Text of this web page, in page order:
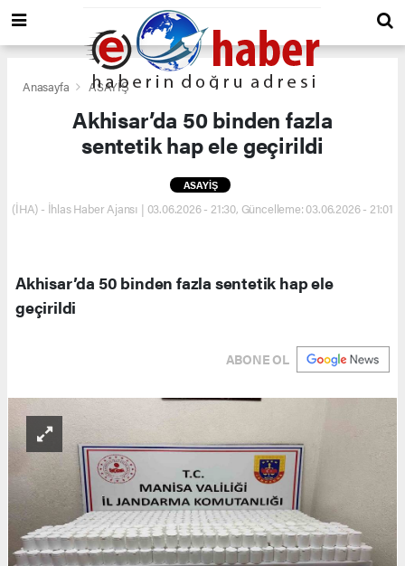
Anasayfa ASAYİŞ
Akhisar’da 50 binden fazla
sentetik hap ele geçirildi
ASAYİŞ
(İHA) - İhlas Haber Ajansı | 03.06.2026 - 21:30, Güncelleme: 03.06.2026 - 21:01
Akhisar’da 50 binden fazla sentetik hap ele
geçirildi
ABONE OL